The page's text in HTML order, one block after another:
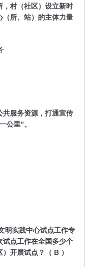
，村（社区）设立新时
（所、站）的主体力量
服务资源，打通宣传
公里”。
明实践中心试点工作专
试点工作在全国多少个
开展试点？（ B ）